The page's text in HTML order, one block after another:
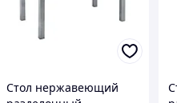
Стол нержавеющий